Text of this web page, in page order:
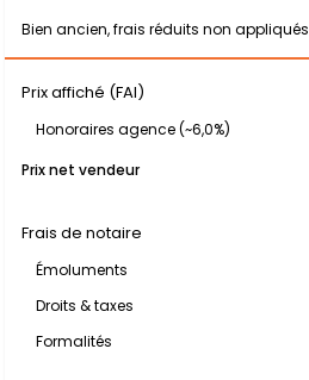
Bien ancien, frais réduits non appliqués
Prix affiché (FAI)
Honoraires agence (~6,0%)
Prix net vendeur
Frais de notaire
Émoluments
Droits & taxes
Formalités